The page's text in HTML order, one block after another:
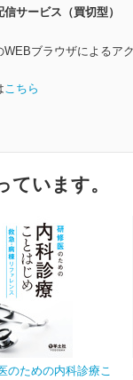
サービス（買切型）
ブラウザによるア
こちら
ています。
のための内科診療こ